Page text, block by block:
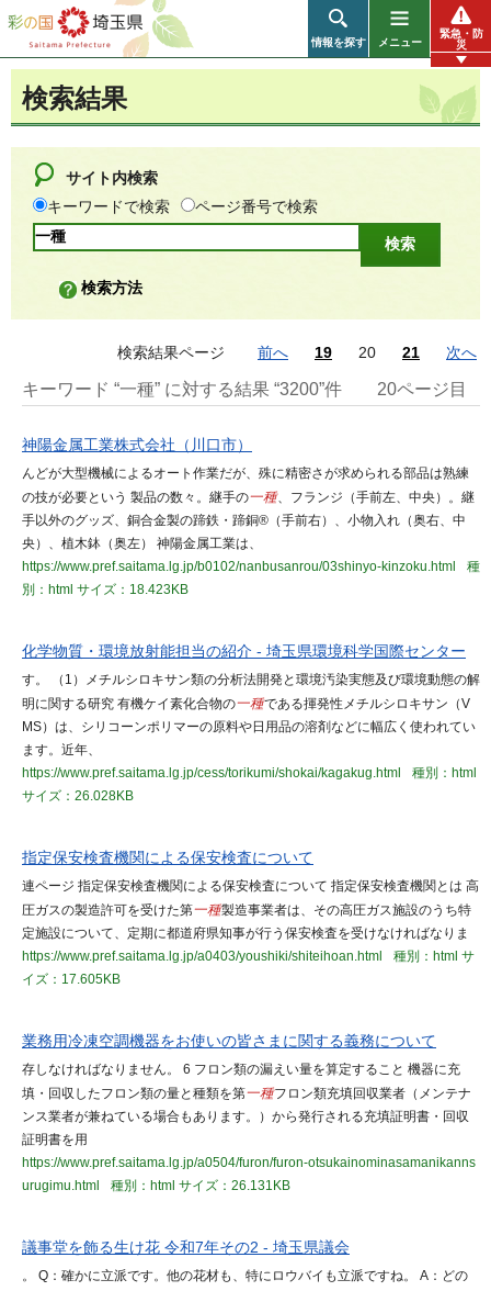
彩の国 埼玉県
情報を探す メニュー
緊急・防
災
検索結果
サイト内検索
キーワードで検索
ページ番号で検索
検索方法
検索結果ページ 前へ 19 20 21 次へ
キーワード “一種” に対する結果 “3200”件 20ページ目
神陽金属工業株式会社（川口市）
んどが大型機械によるオート作業だが、殊に精密さが求められる部品は熟練
の技が必要という 製品の数々。継手の一種、フランジ（手前左、中央）。継
手以外のグッズ、銅合金製の蹄鉄・蹄銅®（手前右）、小物入れ（奥右、中
央）、植木鉢（奥左） 神陽金属工業は、
https://www.pref.saitama.lg.jp/b0102/nanbusanrou/03shinyo-kinzoku.html
種
別：html サイズ：18.423KB
化学物質・環境放射能担当の紹介 - 埼玉県環境科学国際センター
す。 （1）メチルシロキサン類の分析法開発と環境汚染実態及び環境動態の解
明に関する研究 有機ケイ素化合物の一種である揮発性メチルシロキサン（V
MS）は、シリコーンポリマーの原料や日用品の溶剤などに幅広く使われてい
ます。近年、
https://www.pref.saitama.lg.jp/cess/torikumi/shokai/kagakug.html
種別：html
サイズ：26.028KB
指定保安検査機関による保安検査について
連ページ 指定保安検査機関による保安検査について 指定保安検査機関とは 高
圧ガスの製造許可を受けた第一種製造事業者は、その高圧ガス施設のうち特
定施設について、定期に都道府県知事が行う保安検査を受けなければなりま
https://www.pref.saitama.lg.jp/a0403/youshiki/shiteihoan.html
種別：html サ
イズ：17.605KB
業務用冷凍空調機器をお使いの皆さまに関する義務について
存しなければなりません。 6 フロン類の漏えい量を算定すること 機器に充
填・回収したフロン類の量と種類を第一種フロン類充填回収業者（メンテナ
ンス業者が兼ねている場合もあります。）から発行される充填証明書・回収
証明書を用
https://www.pref.saitama.lg.jp/a0504/furon/furon-otsukainominasamanikanns
urugimu.html
種別：html サイズ：26.131KB
議事堂を飾る生け花 令和7年その2 - 埼玉県議会
。 Q：確かに立派です。他の花材も、特にロウバイも立派ですね。 A：どの